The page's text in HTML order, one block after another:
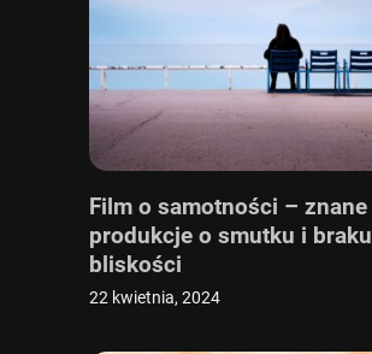
Film o samotności – znane
produkcje o smutku i braku
bliskości
22 kwietnia, 2024